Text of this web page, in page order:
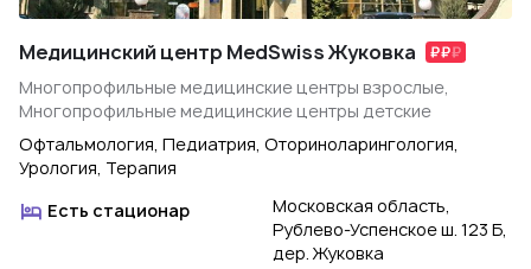
Медицинский центр MedSwiss Жуковка
Многопрофильные медицинские центры взрослые,
Многопрофильные медицинские центры детские
Офтальмология, Педиатрия, Оториноларингология,
Урология, Терапия
Есть стационар
Московская область,
Рублево-Успенское ш. 123 Б,
дер. Жуковка